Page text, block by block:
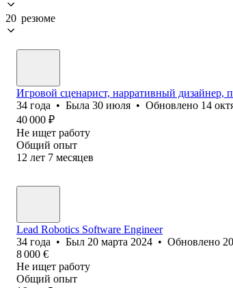
20 резюме
Игровой сценарист, нарративный дизайнер,
34 года • Была 30 июля • Обновлено 14
40 000 ₽
Не ищет работу
Общий опыт
12 лет 7 месяцев
Lead Robotics Software Engineer
34 года • Был 20 марта 2024 • Обновлено
8 000 €
Не ищет работу
Общий опыт